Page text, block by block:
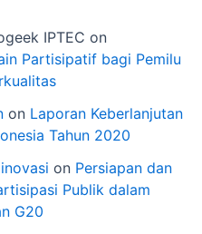
IPTEC on
Partisipatif bagi Pemilu
on Laporan Keberlanjutan
Tahun 2020
on Persiapan dan
Publik dalam
G20